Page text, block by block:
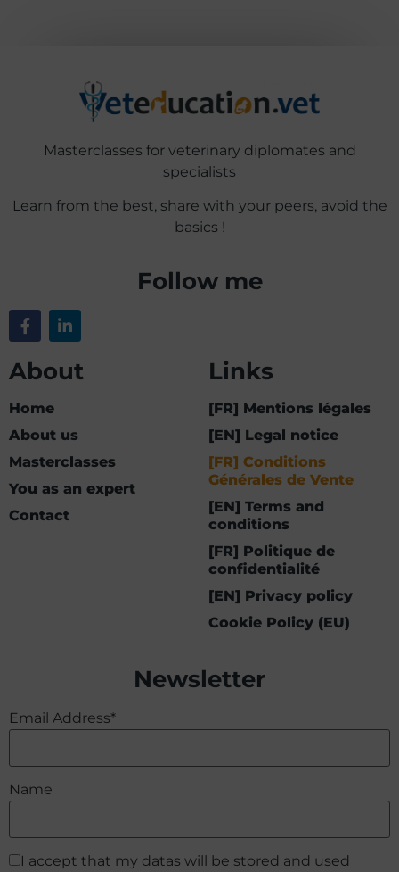
Masterclasses for veterinary diplomates and
specialists
Learn from the best, share with your peers, avoid the
basics !
Follow me
About
Home
About us
Masterclasses
You as an expert
Contact
Links
[FR] Mentions légales
[EN] Legal notice
[FR] Conditions
Générales de Vente
[EN] Terms and
conditions
[FR] Politique de
confidentialité
[EN] Privacy policy
Cookie Policy (EU)
Newsletter
Email Address*
Name
I accept that my datas will be stored and used